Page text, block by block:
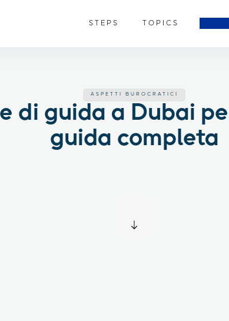
STEPS TOPICS
ASPETTI BUROCRATICI
di guida a Dubai
guida completa